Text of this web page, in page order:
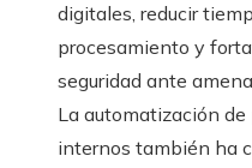
digitales, reducir
procesamiento y
seguridad ante
La automatización de
internos también ha